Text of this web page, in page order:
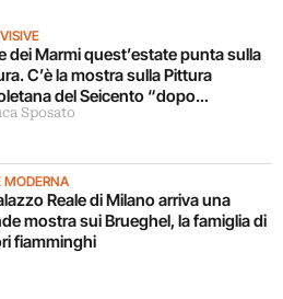
dei Marmi quest’estate punta sulla
C’è la mostra sulla Pittura
del Seicento “dopo
Sposato
MODERNA
Reale di Milano arriva una
mostra sui Brueghel, la famiglia di
fiamminghi